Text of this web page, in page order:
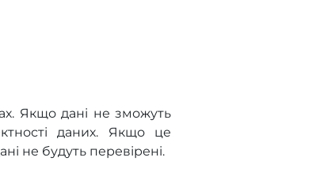
Якщо дані не зможуть
даних. Якщо це
не будуть перевірені.